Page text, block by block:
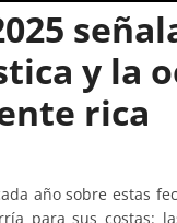
y la
rica
año sobre estas
para sus costas: